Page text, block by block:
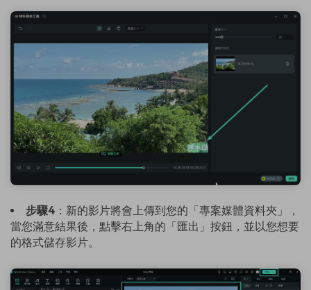
步驟4 ：新的影片將會上傳到您的「專案媒體資料夾」，
當您滿意結果後，點擊右上角的「匯出」按鈕，並以您想要
的格式儲存影片。